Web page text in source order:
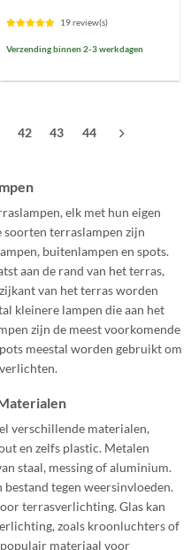
19 review(s)
Verzending binnen 2-3 werkdagen
42 43 44
elk met hun eigen
soorten terraslampen zijn
buitenlampen en spots.
aan de rand van het terras,
van het terras worden
kleinere lampen die aan het
zijn de meest voorkomende
meestal worden gebruikt om
verschillende materialen,
en zelfs plastic. Metalen
staal, messing of aluminium.
bestand tegen weersinvloeden.
terrasverlichting. Glas kan
zoals kroonluchters of
materiaal voor